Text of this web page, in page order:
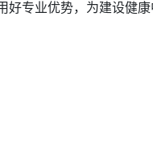
好专业优势，为建设健